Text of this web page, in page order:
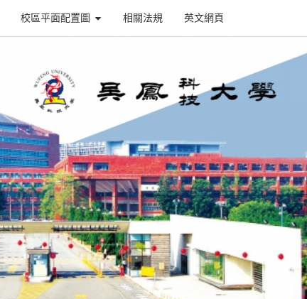
校區平面配置圖 相關法規 英文網頁